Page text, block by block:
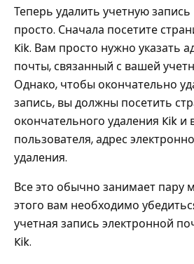
Теперь удалить учетную
просто. Сначала посетите
Kik. Вам просто нужно указать
почты, связанный с вашей
Однако, чтобы окончательно
запись, вы должны посетить
окончательного удаления Kik и
пользователя, адрес
удаления.
Все это обычно занимает пару
этого вам необходимо
учетная запись электронной
Kik.